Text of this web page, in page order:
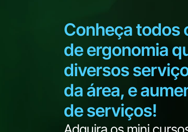
Conheça todos
de ergonomia
diversos
da área, e
de serviços!